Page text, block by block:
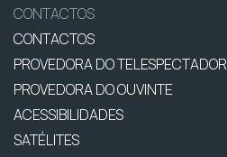
CONTACTOS
CONTACTOS
PROVEDORA DO TELESPECTADOR
PROVEDORA DO OUVINTE
ACESSIBILIDADES
SATÉLITES